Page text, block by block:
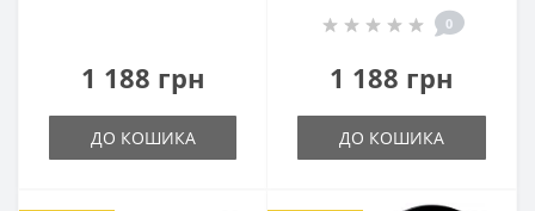
1 188 грн
ДО КОШИКА
0
1 188 грн
ДО КОШИКА